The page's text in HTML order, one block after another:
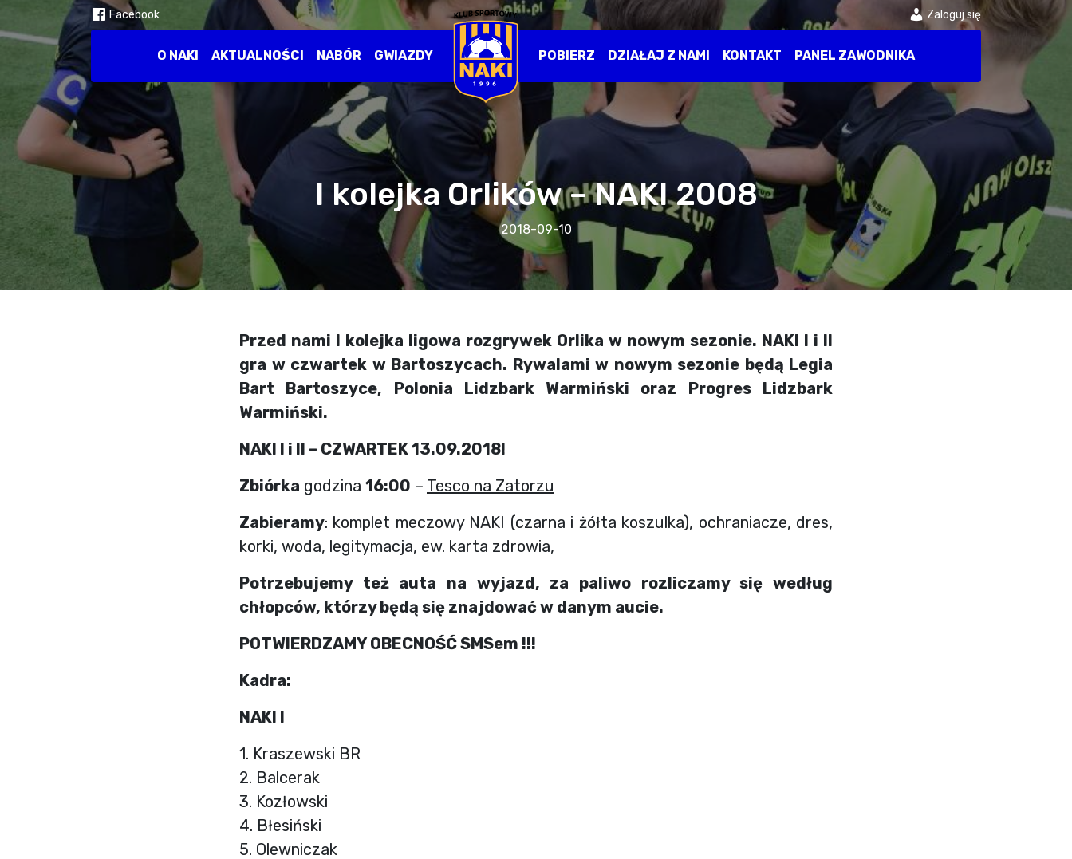
Facebook Zaloguj się
O NAKI AKTUALNOŚCI NABÓR GWIAZDY POBIERZ DZIAŁAJ Z NAMI KONTAKT PANEL ZAWODNIKA
I kolejka Orlików – NAKI 2008
2018-09-10
Przed nami I kolejka ligowa rozgrywek Orlika w nowym sezonie. NAKI I i II
gra w czwartek w Bartoszycach. Rywalami w nowym sezonie będą Legia
Bart Bartoszyce, Polonia Lidzbark Warmiński oraz Progres Lidzbark
Warmiński.
NAKI I i II – CZWARTEK 13.09.2018!
Zbiórka godzina 16:00 – Tesco na Zatorzu
Zabieramy: komplet meczowy NAKI (czarna i żółta koszulka), ochraniacze, dres,
korki, woda, legitymacja, ew. karta zdrowia,
Potrzebujemy też auta na wyjazd, za paliwo rozliczamy się według
chłopców, którzy będą się znajdować w danym aucie.
POTWIERDZAMY OBECNOŚĆ SMSem !!!
Kadra:
NAKI I
1. Kraszewski BR
2. Balcerak
3. Kozłowski
4. Błesiński
5. Olewniczak